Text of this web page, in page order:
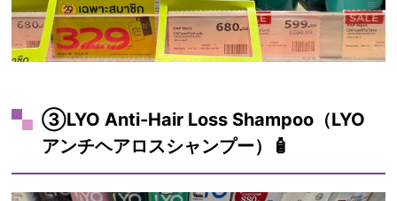
③LYO Anti-Hair Loss Shampoo（LYO
アンチヘアロスシャンプー）🧴